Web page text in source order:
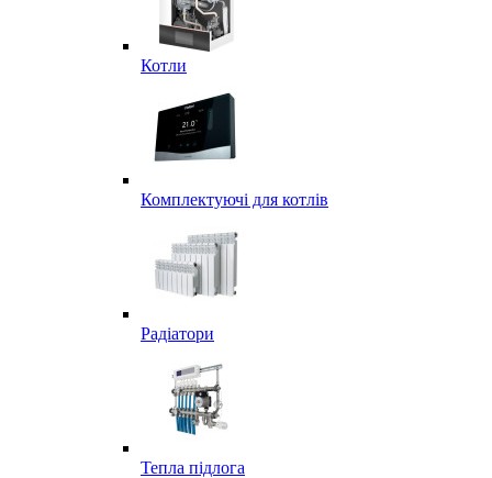
Котли
Комплектуючі для котлів
Радіатори
Тепла підлога